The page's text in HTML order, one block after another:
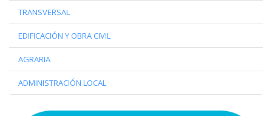
TRANSVERSAL
EDIFICACIÓN Y OBRA CIVIL
AGRARIA
ADMINISTRACIÓN LOCAL